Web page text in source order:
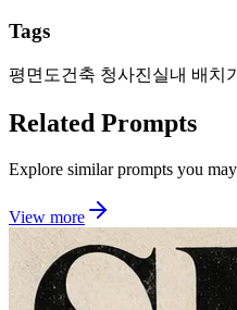
Tags
평면도건축 청사진실내 배치
Related Prompts
Explore similar prompts you
View more